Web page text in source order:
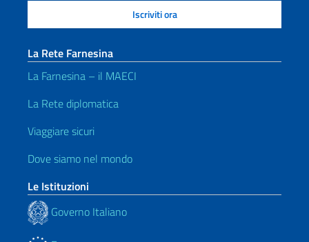
La Rete Farnesina
La Farnesina – il MAECI
La Rete diplomatica
Viaggiare sicuri
Dove siamo nel mondo
Le Istituzioni
Governo Italiano